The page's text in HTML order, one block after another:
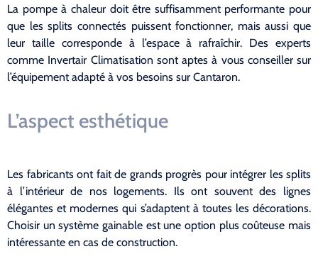
La pompe à chaleur doit être suffisamment performante pour
que les splits connectés puissent fonctionner, mais aussi que
leur taille corresponde à l’espace à rafraîchir. Des experts
comme Invertair Climatisation sont aptes à vous conseiller sur
l’équipement adapté à vos besoins sur Cantaron.
L’aspect esthétique
Les fabricants ont fait de grands progrès pour intégrer les splits
à l’intérieur de nos logements. Ils ont souvent des lignes
élégantes et modernes qui s’adaptent à toutes les décorations.
Choisir un système gainable est une option plus coûteuse mais
intéressante en cas de construction.